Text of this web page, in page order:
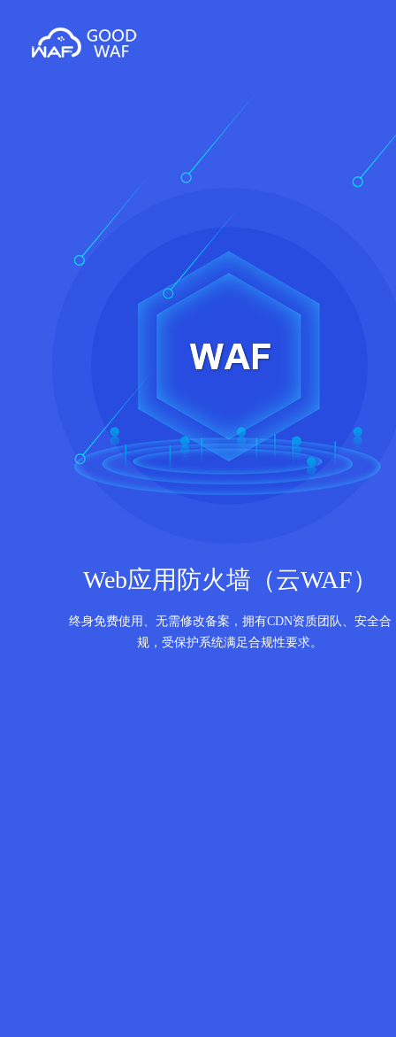
Web应用防火墙（云WAF）
终身免费使用、无需修改备案，拥有CDN资质团队、安全合
规，受保护系统满足合规性要求。